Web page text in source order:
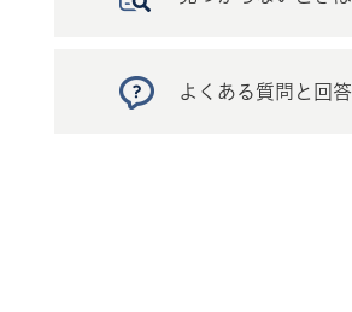
よくある質問と回答